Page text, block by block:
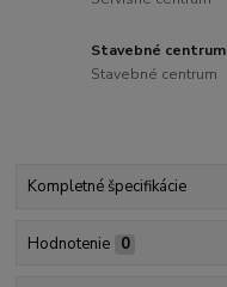
Stavebné centrum
Stavebné centrum
Kompletné špecifikácie
Hodnotenie 0